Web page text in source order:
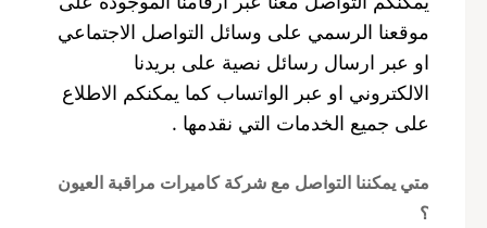
موقعنا الرسمي على وسائل التواصل الاجتماعي
او عبر ارسال رسائل نصية على بريدنا
الالكتروني او عبر الواتساب كما يمكنكم الاطلاع
على جميع الخدمات التي نقدمها .
متي يمكننا التواصل مع شركة كاميرات مراقبة العيون
؟